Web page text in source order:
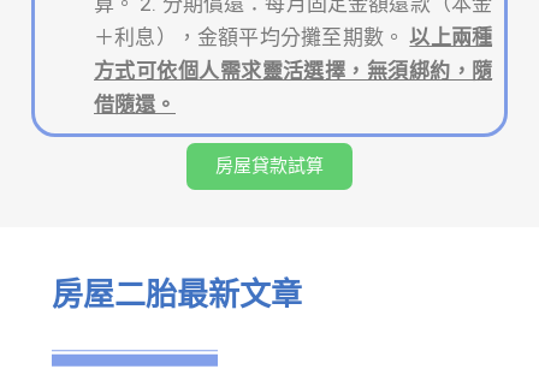
＋利息），金額平均分攤至期數。以上兩種
方式可依個人需求靈活選擇，無須綁約，隨
借隨還。
房屋貸款試算
房屋二胎最新文章